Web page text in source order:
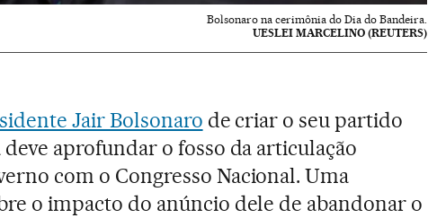
Bolsonaro na cerimônia do Dia do Bandeira.
UESLEI MARCELINO (REUTERS)
Jair Bolsonaro de criar o seu partido
aprofundar o fosso da articulação
com o Congresso Nacional. Uma
o impacto do anúncio dele de abandonar o